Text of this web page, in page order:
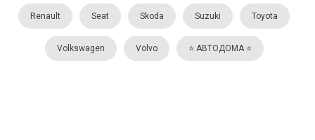
Renault Seat Skoda Suzuki Toyota
Volkswagen Volvo ⭐️ АВТОДОМА ⭐️